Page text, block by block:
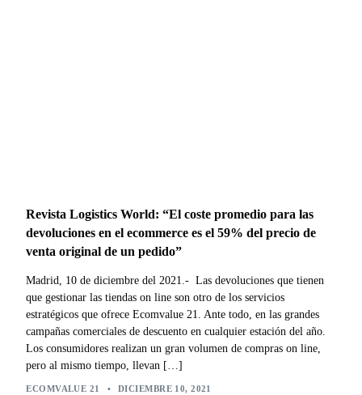
Revista Logistics World: “El coste promedio para las
devoluciones en el ecommerce es el 59% del precio de
venta original de un pedido”
Madrid, 10 de diciembre del 2021.- Las devoluciones que tienen
que gestionar las tiendas on line son otro de los servicios
estratégicos que ofrece Ecomvalue 21. Ante todo, en las grandes
campañas comerciales de descuento en cualquier estación del año.
Los consumidores realizan un gran volumen de compras on line,
pero al mismo tiempo, llevan […]
ECOMVALUE 21 • DICIEMBRE 10, 2021